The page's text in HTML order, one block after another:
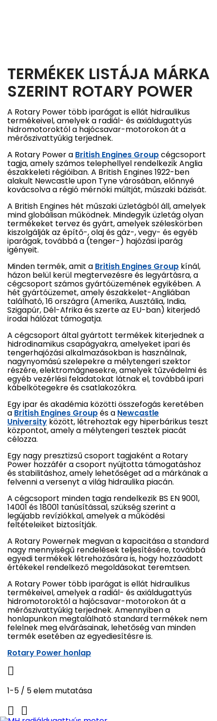
TERMÉKEK LISTÁJA MÁRKA
SZERINT ROTARY POWER
A Rotary Power több iparágat is ellát hidraulikus
termékeivel, amelyek a radiál- és axiáldugattyús
hidromotoroktól a hajócsavar-motorokon át a
mérőszivattyúkig terjednek.
A Rotary Power a British Engines Groupcégcsoport
tagja, amely számos telephellyel rendelkezik Anglia
északkeleti régióiban. A British Engines 1922-ben
alakult Newcastle upon Tyne városában, előnnyé
kovácsolva a régió mérnöki múltját, műszaki bázisát.
A British Engines hét műszaki üzletágból áll, amelyek
mind globálisan működnek. Mindegyik üzletág olyan
termékeket tervez és gyárt, amelyek széleskörben
kiszolgálják az építő-, olaj és gáz-, vegy- és egyéb
iparágak, továbbá a (tenger-) hajózási iparág
igényeit.
Minden termék, amit a British Engines Group kínál,
házon belül kerül megtervezésre és legyártásra, a
cégcsoport számos gyártóüzemének egyikében. A
hét gyártóüzemet, amely északkelet-Angliában
található, 16 országra (Amerika, Ausztália, India,
Szigapúr, Dél-Afrika és szerte az EU-ban) kiterjedő
irodai hálózat támogatja.
A cégcsoport által gyártott termékek kiterjednek a
hidrodinamikus csapágyakra, amelyeket ipari és
tengerhajózási alkalmazásokban is használnak,
nagynyomású szelepekre a mélytengeri szektor
részére, elektromágnesekre, amelyek tűzvédelmi és
egyéb vezérlési feladatokat látnak el, továbbá ipari
kábelkötegekre és csatlakozókra.
Egy ipar és akadémia közötti összefogás keretében
a British Engines Groupés a Newcastle
University között, létrehoztak egy hiperbárikus teszt
központot, amely a mélytengeri tesztek piacát
célozza.
Egy nagy presztizsű csoport tagjaként a Rotary
Power hozzáfér a csoport nyújtotta támogatáshoz
és stabilitáshoz, amely lehetőséget ad a márkának a
felvenni a versenyt a világ hidraulika piacán.
A cégcsoport minden tagja rendelkezik BS EN 9001,
14001 és 18001 tanúsítással, szükség szerint a
legújabb revíziókkal, amelyek a működési
feltételeiket biztosítják.
A Rotary Powernek megvan a kapacitása a standard
nagy mennyiségű rendelések teljesítésére, továbbá
egyedi termékek létrehozására is, hogy hozzáadott
értékekel rendelkező megoldásokat teremtsen.
A Rotary Power több iparágat is ellát hidraulikus
termékeivel, amelyek a radiál- és axiáldugattyús
hidromotoroktól a hajócsavar-motorokon át a
mérőszivattyúkig terjednek. Amennyiben a
honlapunkon megtalálható standard termékek nem
felelnek meg elvárásainak, lehetőség van minden
termék esetében az egyediesítésre is.
Rotary Power honlap

1-5 / 5 elem mutatása
 